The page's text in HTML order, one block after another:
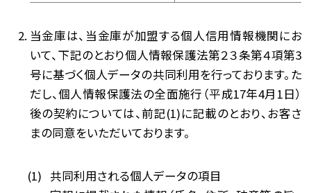
当金庫は、当金庫が加盟する個人信用情報機関にお
いて、下記のとおり個人情報保護法第２３条第４項第3
号に基づく個人データの共同利用を行っております。た
だし、個人情報保護法の全面施行（平成17年4月1日）
後の契約については、前記(1)に記載のとおり、お客さ
まの同意をいただいております。
共同利用される個人データの項目